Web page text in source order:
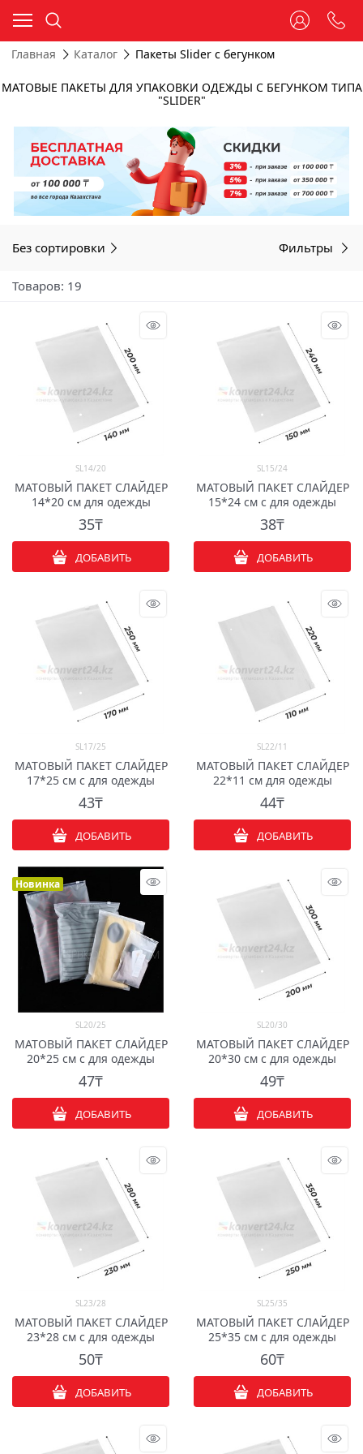
Главная Каталог Пакеты Slider с бегунком
МАТОВЫЕ ПАКЕТЫ ДЛЯ УПАКОВКИ ОДЕЖДЫ С БЕГУНКОМ ТИПА
"SLIDER"
Без сортировки Фильтры
Товаров: 19
SL14/20
МАТОВЫЙ ПАКЕТ СЛАЙДЕР
14*20 см для одежды
35₸
ДОБАВИТЬ
SL15/24
МАТОВЫЙ ПАКЕТ СЛАЙДЕР
15*24 см с для одежды
38₸
ДОБАВИТЬ
SL17/25
МАТОВЫЙ ПАКЕТ СЛАЙДЕР
17*25 см с для одежды
43₸
ДОБАВИТЬ
SL22/11
МАТОВЫЙ ПАКЕТ СЛАЙДЕР
22*11 см для одежды
44₸
ДОБАВИТЬ
Новинка
SL20/25
МАТОВЫЙ ПАКЕТ СЛАЙДЕР
20*25 см с для одежды
47₸
ДОБАВИТЬ
SL20/30
МАТОВЫЙ ПАКЕТ СЛАЙДЕР
20*30 см с для одежды
49₸
ДОБАВИТЬ
SL23/28
МАТОВЫЙ ПАКЕТ СЛАЙДЕР
23*28 см с для одежды
50₸
ДОБАВИТЬ
SL25/35
МАТОВЫЙ ПАКЕТ СЛАЙДЕР
25*35 см с для одежды
60₸
ДОБАВИТЬ